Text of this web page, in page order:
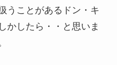
うことがあるドン・キ
かしたら・・と思いま